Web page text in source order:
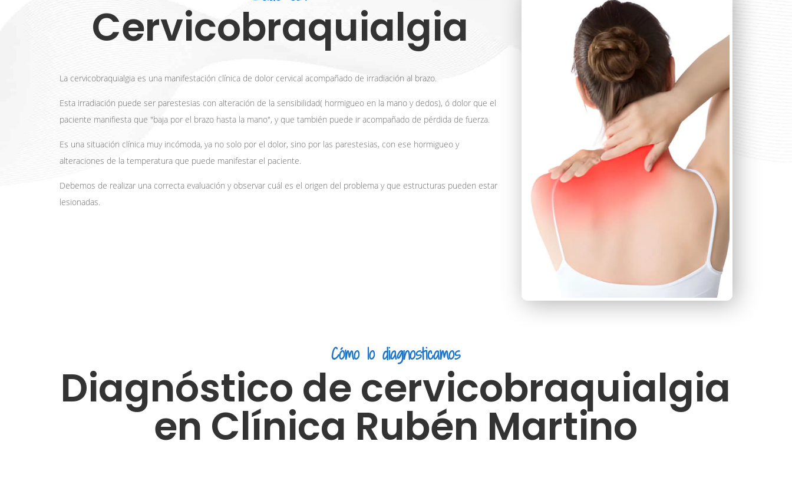
Cervicobraquialgia
La cervicobraquialgia es una manifestación clínica de dolor cervical acompañado de irradiación al brazo.
Esta irradiación puede ser parestesias con alteración de la sensibilidad( hormigueo en la mano y dedos), ó dolor que el
paciente manifiesta que "baja por el brazo hasta la mano", y que también puede ir acompañado de pérdida de fuerza.
Es una situación clínica muy incómoda, ya no solo por el dolor, sino por las parestesias, con ese hormigueo y
alteraciones de la temperatura que puede manifestar el paciente.
Debemos de realizar una correcta evaluación y observar cuál es el origen del problema y que estructuras pueden estar
lesionadas.
Cómo lo diagnosticamos
Diagnóstico de cervicobraquialgia
en Clínica Rubén Martino